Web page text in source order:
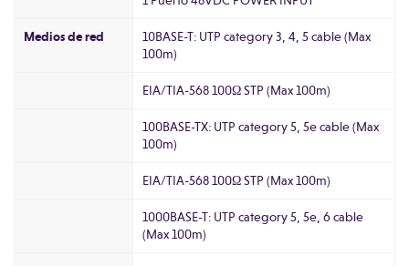
Medios de red
10BASE-T: UTP category 3, 4, 5 cable (Max
100m)
EIA/TIA-568 100Ω STP (Max 100m)
100BASE-TX: UTP category 5, 5e cable (Max
100m)
EIA/TIA-568 100Ω STP (Max 100m)
1000BASE-T: UTP category 5, 5e, 6 cable
(Max 100m)